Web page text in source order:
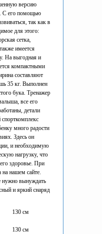
версию
С его помощью
так как в
для этого:
сетка,
имеется
На выгодная и
компактными
составляют
35 кг. Выполнен
бука. Тренажер
все его
детали
много радости
Здесь он
и необходимую
нагрузку, что
здоровье. При
на нашем сайте.
нужно вынуждать
и яркий снаряд
130 см
130 см